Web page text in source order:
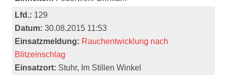
Lfd.: 129
Datum: 30.08.2015 11:53
Einsatzmeldung: Rauchentwicklung nach
Blitzeinschlag
Einsatzort: Stuhr, Im Stillen Winkel